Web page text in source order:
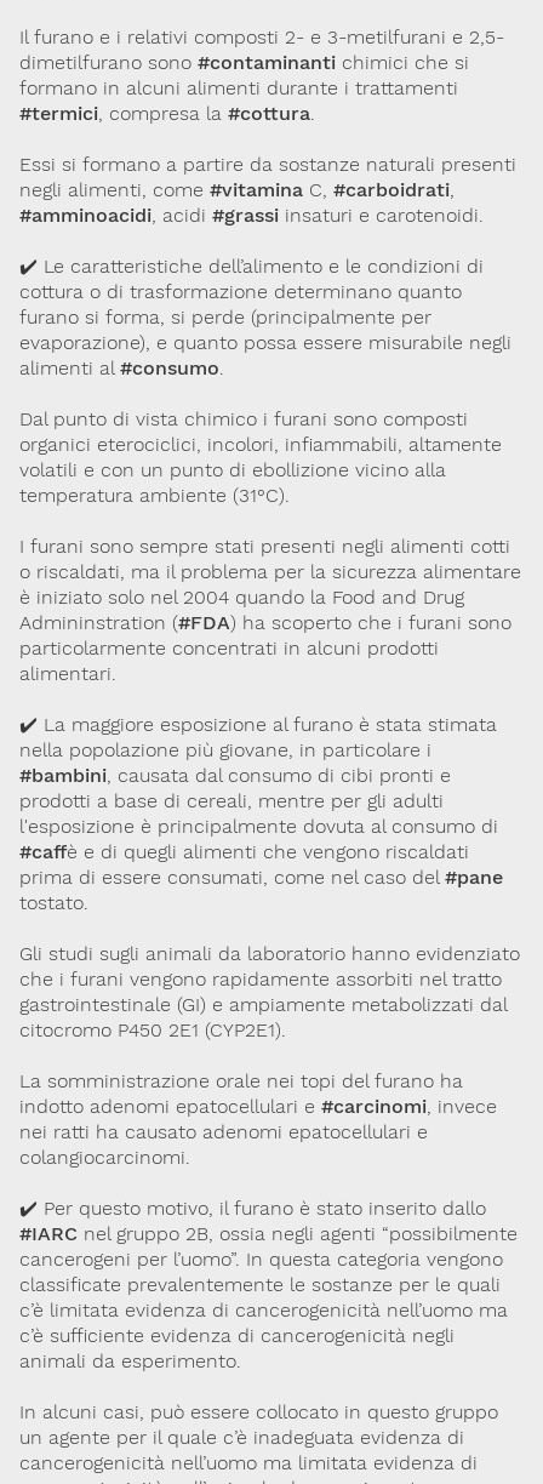
Il furano e i relativi composti 2- e 3-metilfurani e 2,5-
dimetilfurano sono #contaminanti chimici che si
formano in alcuni alimenti durante i trattamenti
#termici, compresa la #cottura.
Essi si formano a partire da sostanze naturali presenti
negli alimenti, come #vitamina C, #carboidrati,
#amminoacidi, acidi #grassi insaturi e carotenoidi.
✔️ Le caratteristiche dell’alimento e le condizioni di
cottura o di trasformazione determinano quanto
furano si forma, si perde (principalmente per
evaporazione), e quanto possa essere misurabile negli
alimenti al #consumo.
Dal punto di vista chimico i furani sono composti
organici eterociclici, incolori, infiammabili, altamente
volatili e con un punto di ebollizione vicino alla
temperatura ambiente (31°C).
I furani sono sempre stati presenti negli alimenti cotti
o riscaldati, ma il problema per la sicurezza alimentare
è iniziato solo nel 2004 quando la Food and Drug
Admininstration (#FDA) ha scoperto che i furani sono
particolarmente concentrati in alcuni prodotti
alimentari.
✔️ La maggiore esposizione al furano è stata stimata
nella popolazione più giovane, in particolare i
#bambini, causata dal consumo di cibi pronti e
prodotti a base di cereali, mentre per gli adulti
l'esposizione è principalmente dovuta al consumo di
#caffè e di quegli alimenti che vengono riscaldati
prima di essere consumati, come nel caso del #pane
tostato.
Gli studi sugli animali da laboratorio hanno evidenziato
che i furani vengono rapidamente assorbiti nel tratto
gastrointestinale (GI) e ampiamente metabolizzati dal
citocromo P450 2E1 (CYP2E1).
La somministrazione orale nei topi del furano ha
indotto adenomi epatocellulari e #carcinomi, invece
nei ratti ha causato adenomi epatocellulari e
colangiocarcinomi.
✔️ Per questo motivo, il furano è stato inserito dallo
#IARC nel gruppo 2B, ossia negli agenti “possibilmente
cancerogeni per l’uomo”. In questa categoria vengono
classificate prevalentemente le sostanze per le quali
c’è limitata evidenza di cancerogenicità nell’uomo ma
c’è sufficiente evidenza di cancerogenicità negli
animali da esperimento.
In alcuni casi, può essere collocato in questo gruppo
un agente per il quale c’è inadeguata evidenza di
cancerogenicità nell’uomo ma limitata evidenza di
Via Giovanni Pascoli, 3
20129, Milano
P.I. 06792491000
Codice SDI: M5UXCR1
T. 02-29520311
Link utili
Lavoro e Studio Blog English
Cookie Policy Privacy Policy
Disclaimer
Il contenuto di questo sito è da intendersi a scopo puramente
informativo. La Società Italiana di Tossicologia (SITOX) non
accetta alcuna responsabilità riguardo a possibili errori,
dimenticanze o cattive interpretazioni presenti in queste pagine
Per maggiori informazioni e
approfondimenti
CONTATTACI
Dona il 5 per 1000 a SITOX SCOPRI DI PIU